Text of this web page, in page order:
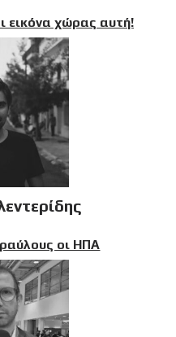
εικόνα χώρας αυτή!
οι ΗΠΑ